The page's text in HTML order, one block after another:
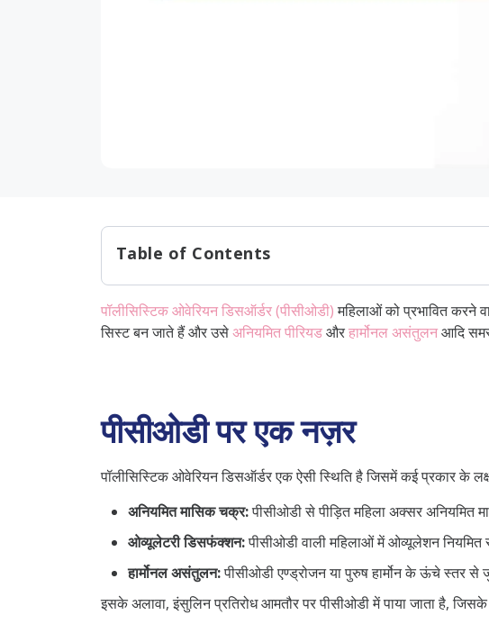
Table of Contents
पीसीओडी और गर्भावस्था
निष्कर्ष
पॉलीसिस्टिक ओवेरियन डिसऑर्डर (पीसीओडी)महिलाओं को प्रभावित करने
सिस्ट बन जाते हैं और उसेअनियमित पीरियडऔरहार्मोनल असंतुलनआदि
पीसीओडी पर एक नज़र
पॉलीसिस्टिक ओवेरियन डिसऑर्डर एक ऐसी स्थिति है जिसमें कई प्रकार के
अनियमित मासिक चक्र:पीसीओडी से पीड़ित महिला अक्सर अनियमित
ओव्यूलेटरी डिसफंक्शन:पीसीओडी वाली महिलाओं में ओव्यूलेशन नियमित
हार्मोनल असंतुलन:पीसीओडी एण्ड्रोजन या पुरुष हार्मोन के ऊंचे स्तर
इसके अलावा, इंसुलिन प्रतिरोध आमतौर पर पीसीओडी में पाया जाता है,